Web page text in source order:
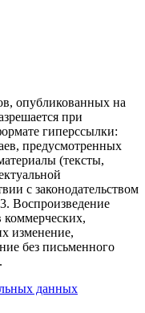
опубликованных на
при
гиперссылки:
предусмотренных
(тексты,
с законодательством
3. Воспроизведение
изменение,
без письменного
данных